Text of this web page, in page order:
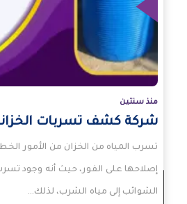
منذ سنتين
شركة كشف تسربات
تسرب المياه من الخزان من الأمور
إصلاحها على الفور، حيث أنه وجود
الشوائب إلى مياه الشرب، لذلك…